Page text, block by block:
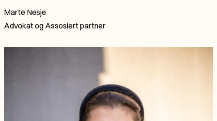
Marte Nesje
Advokatog Assosiert partner